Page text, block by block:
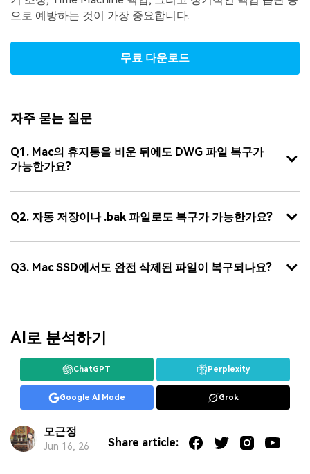
으로 예방하는 것이 가장 중요합니다.
무료 다운로드
자주 묻는 질문
Q1. Mac의 휴지통을 비운 뒤에도 DWG 파일 복구가
가능한가요?
Q2. 자동 저장이나 .bak 파일로도 복구가 가능한가요?
Q3. Mac SSD에서도 완전 삭제된 파일이 복구되나요?
AI로 분석하기
ChatGPT Perplexity
Google AI Mode Grok
모근정
Jun 16, 26 Share article: